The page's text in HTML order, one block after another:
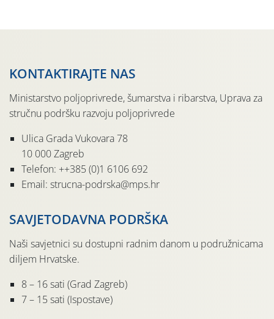
KONTAKTIRAJTE NAS
Ministarstvo poljoprivrede, šumarstva i ribarstva, Uprava za
stručnu podršku razvoju poljoprivrede
Ulica Grada Vukovara 78
10 000 Zagreb
Telefon: ++385 (0)1 6106 692
Email: strucna-podrska@mps.hr
SAVJETODAVNA PODRŠKA
Naši savjetnici su dostupni radnim danom u podružnicama
diljem Hrvatske.
8 – 16 sati (Grad Zagreb)
7 – 15 sati (Ispostave)